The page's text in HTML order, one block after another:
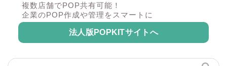
複数店舗でPOP共有可能！
企業のPOP作成や管理をスマートに
法人版POPKITサイトへ